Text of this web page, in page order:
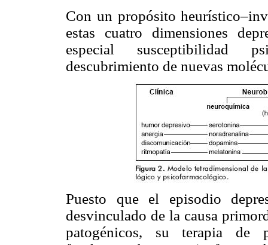
Con un propósito
estas cuatro dimensiones
especial susceptibilidad
descubrimiento de nuevas
Puesto que el episodio
desvinculado de la causa
patogénicos, su terapia